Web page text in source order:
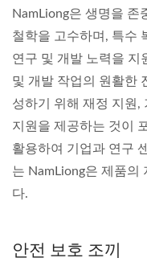
NamLiong은 생명을 존
철학을 고수하며, 특수
연구 및 개발 노력을 지
및 개발 작업의 원활한
성하기 위해 재정 지원,
지원을 제공하는 것이
활용하여 기업과 연구
는 NamLiong은 제품의
다.
안전 보호 조끼